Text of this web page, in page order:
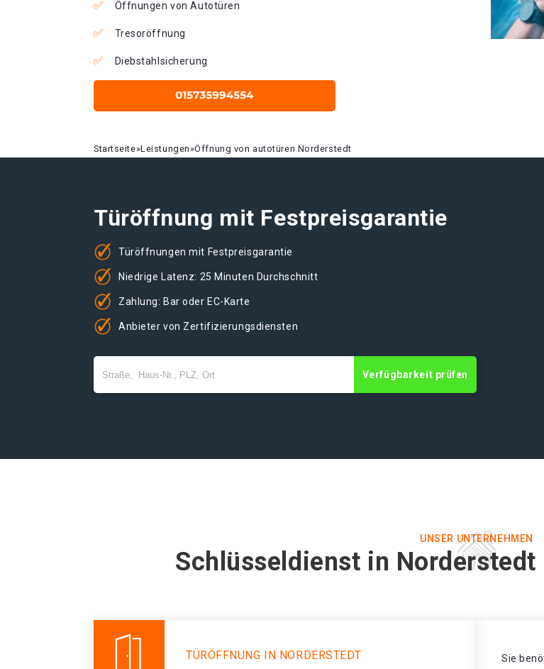
Öffnungen von Autotüren
Tresoröffnung
Diebstahlsicherung
Startseite»Leistungen»Öffnung von autotüren Norderstedt
Türöffnung mit Festpreisgarantie
Türöffnungen mit Festpreisgarantie
Niedrige Latenz: 25 Minuten Durchschnitt
Zahlung: Bar oder EC-Karte
Anbieter von Zertifizierungsdiensten
Verfügbarkeit prüfen
UNSER UNTERNEHMEN
Schlüsseldienst in Norderstedt
TÜRÖFFNUNG IN NORDERSTEDT
Sie